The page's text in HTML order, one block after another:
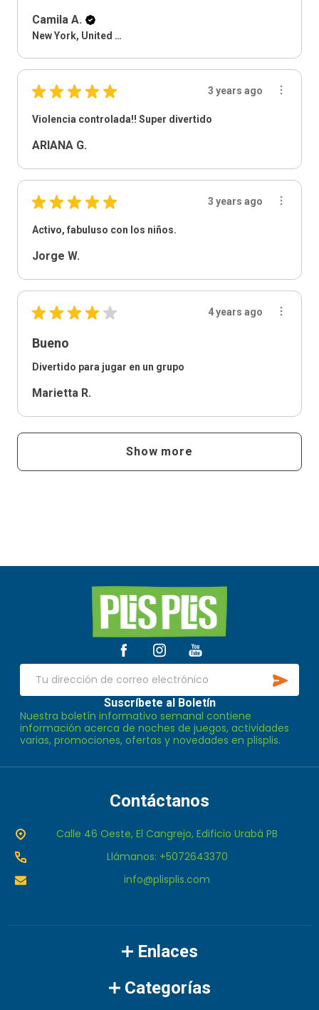
Camila A.
New York, United States
★ ★ ★ ★ ★ 3 years ago
Violencia controlada!! Super divertido
ARIANA G.
★ ★ ★ ★ ★ 3 years ago
Activo, fabuluso con los niños.
Jorge W.
★ ★ ★ ★ ★ 4 years ago
Bueno
Divertido para jugar en un grupo
Marietta R.
Show more
página
Dirección
correo
electrónico
Suscríbete al Boletín
Nuestra boletín informativo semanal contiene
información acerca de noches de juegos, actividades
varias, promociones, ofertas y novedades en plisplis.
Contáctanos
Calle 46 Oeste, El Cangrejo, Edificio Urabá PB
Llámanos: +5072643370
info@plisplis.com
Enlaces
Categorías